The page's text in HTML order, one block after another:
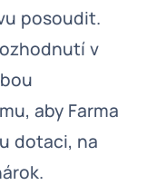
posoudit.
v
aby Farma
dotaci, na